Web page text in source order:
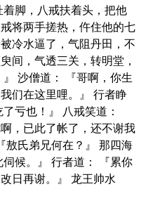
脚，八戒扶着头，把他
将两手搓热，仵住他的七
冷水逼了，气阻丹田，不
间，气透三关，转明堂，
沙僧道： 『哥啊，你生
们在这里哩。』 行者睁
亏也！』 八戒笑道：
，已此了帐了，还不谢我
敖氏弟兄何在？』 那四海
候。』 行者道： 『累你
日再谢。』 龙王帅水